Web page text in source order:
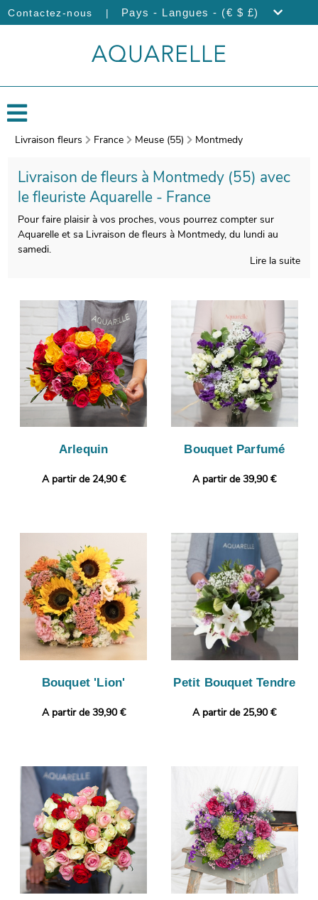
Contactez-nous | Pays - Langues - (€ $ £)
Livraison fleurs France Meuse (55) Montmedy
Livraison de fleurs à Montmedy (55) avec
le fleuriste Aquarelle - France
Pour faire plaisir à vos proches, vous pourrez compter sur
Aquarelle et sa Livraison de fleurs à Montmedy, du lundi au
samedi.
composition florale qui soit esthétique et qualitative à la fois.
On procèdera ensuite au conditionnement de votre bouquet,
avec un vase de transport qui servira à sa protection, puis une
photo sera prise. Cette photographie vous est ensuite envoyée
afin que vous puissiez vérifier votre composition florale. Enfin, il
sera envoyé très rapidement à Montmedy. Rendez votre
bouquet plus personnel encore en ajoutant selon vos envies un
message personnalisé, ou une photo imprimée.
Lire la suite
Arlequin
A partir de 24,90 €
Bouquet Parfumé
A partir de 39,90 €
Bouquet 'Lion'
A partir de 39,90 €
Petit Bouquet Tendre
A partir de 25,90 €